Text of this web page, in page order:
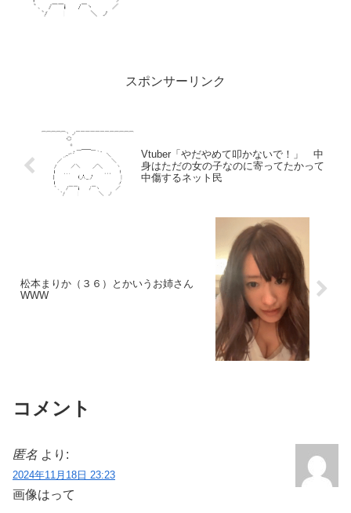
スポンサーリンク
Vtuber「やだやめて叩かないで！」 中
身はただの女の子なのに寄ってたかって
中傷するネット民
松本まりか（３６）とかいうお姉さん
WWW
コメント
匿名 より:
2024年11月18日 23:23
画像はって